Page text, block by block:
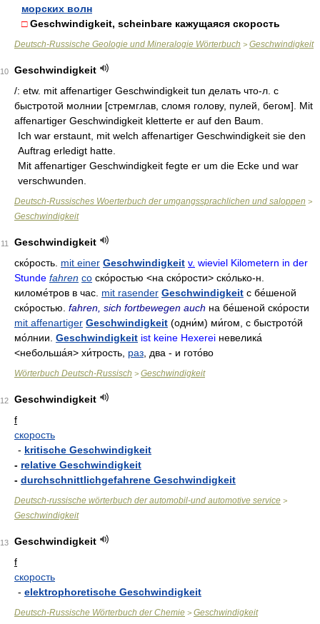
морских волн
□ Geschwindigkeit, scheinbare кажущаяся скорость
Deutsch-Russische Geologie und Mineralogie Wörterbuch > Geschwindigkeit
10
Geschwindigkeit
/: etw. mit affenartiger Geschwindigkeit tun делать что-л. с
быстротой молнии [стремглав, сломя голову, пулей, бегом]. Mit
affenartiger Geschwindigkeit kletterte er auf den Baum.
Ich war erstaunt, mit welch affenartiger Geschwindigkeit sie den
Auftrag erledigt hatte.
Mit affenartiger Geschwindigkeit fegte er um die Ecke und war
verschwunden.
Deutsch-Russisches Woerterbuch der umgangssprachlichen und saloppen >
Geschwindigkeit
11
Geschwindigkeit
ско́рость mit einer Geschwindigkeit v. wieviel Kilometern in der
Stunde fahren co ско́ростью <на ско́рости> ско́лько-н
киломе́тров в час mit rasender Geschwindigkeit с бе́шеной
ско́ростью fahren, sich fortbewegen auch на бе́шеной ско́рости
mit affenartiger Geschwindigkeit (одни́м) ми́гом с быстрото́й
мо́лнии Geschwindigkeit ist keine Hexerei невелика́
<небольша́я> хи́трость раз два - и гото́во
Wörterbuch Deutsch-Russisch > Geschwindigkeit
12
Geschwindigkeit
f
скорость
- kritische Geschwindigkeit
- relative Geschwindigkeit
- durchschnittlichgefahrene Geschwindigkeit
Deutsch-russische wörterbuch der automobil-und automotive service >
Geschwindigkeit
13
Geschwindigkeit
f
скорость
- elektrophoretische Geschwindigkeit
Deutsch-Russische Wörterbuch der Chemie > Geschwindigkeit